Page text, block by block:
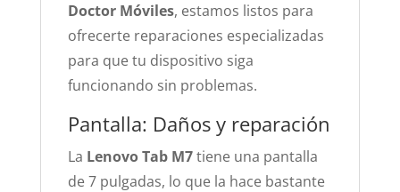
Doctor Móviles, estamos listos para
ofrecerte reparaciones especializadas
para que tu dispositivo siga
funcionando sin problemas.
Pantalla: Daños y reparación
La Lenovo Tab M7tiene una pantalla
de 7 pulgadas, lo que la hace bastante